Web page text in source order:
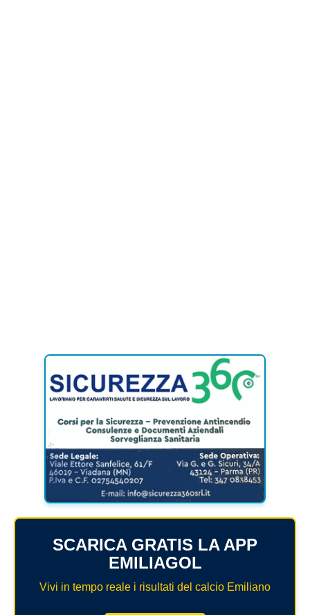
SCARICA GRATIS LA APP
EMILIAGOL
Vivi in tempo reale i risultati del calcio Emiliano